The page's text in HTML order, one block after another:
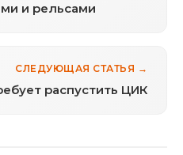
и рельсами
СЛЕДУЮЩАЯ СТАТЬЯ →
Жириновский требует распустить ЦИК